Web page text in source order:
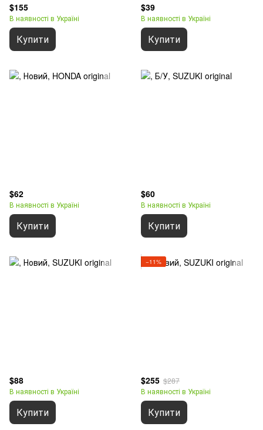
$155
В наявності в Україні
Купити
$39
В наявності в Україні
Купити
$62
В наявності в Україні
Купити
$60
В наявності в Україні
Купити
$88
В наявності в Україні
Купити
−11%
$255 $287
В наявності в Україні
Купити